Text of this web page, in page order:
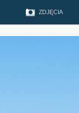
ZDJĘCIA